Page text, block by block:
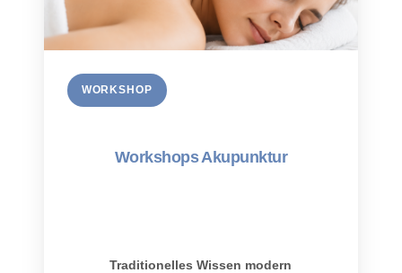
WORKSHOP
Workshops Akupunktur
Traditionelles Wissen modern